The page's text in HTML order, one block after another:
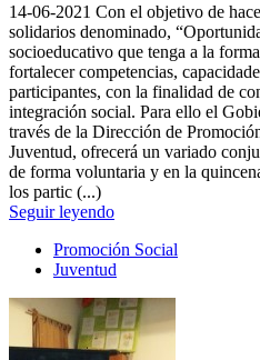
14-06-2021 Con el objetivo de
solidarios denominado,
socioeducativo que tenga a la
fortalecer competencias,
participantes, con la finalidad de
integración social. Para ello el
través de la Dirección de
Juventud, ofrecerá un variado
de forma voluntaria y en la
los partic (...)
Seguir leyendo
Promoción Social
Juventud